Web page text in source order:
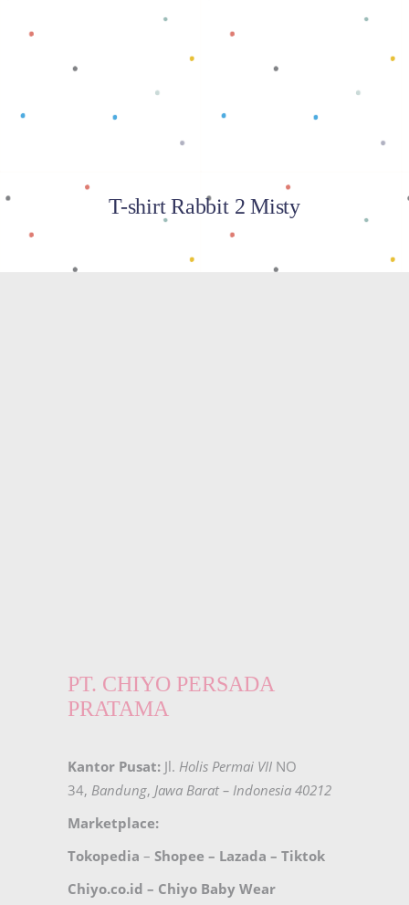
Baca selengkapnya
T-shirt Rabbit 2 Misty
PT. CHIYO PERSADA
PRATAMA
Kantor Pusat: Jl. Holis Permai VII NO
34, Bandung, Jawa Barat – Indonesia 40212
Marketplace:
Tokopedia – Shopee – Lazada – Tiktok
Chiyo.co.id – Chiyo Baby Wear